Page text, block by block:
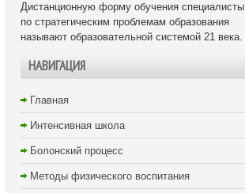
Дистанционную форму обучения специалисты
по стратегическим проблемам образования
называют образовательной системой 21 века.
НАВИГАЦИЯ
Главная
Интенсивная школа
Болонский процесс
Методы физического воспитания